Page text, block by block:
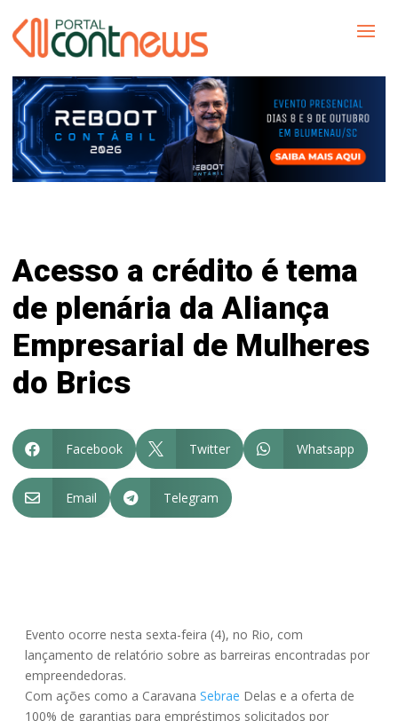
Acesso a crédito é tema
de plenária da Aliança
Empresarial de Mulheres
do Brics
 Facebook  Twitter  Whatsapp
 Email  Telegram
Evento ocorre nesta sexta-feira (4), no Rio, com
lançamento de relatório sobre as barreiras encontradas por
empreendedoras.
Com ações como a Caravana Sebrae Delas e a oferta de
100% de garantias para empréstimos solicitados por